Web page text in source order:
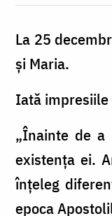
La 25
și Maria.
Iată impresiile
„Înainte de a
existența ei.
înțeleg
epoca